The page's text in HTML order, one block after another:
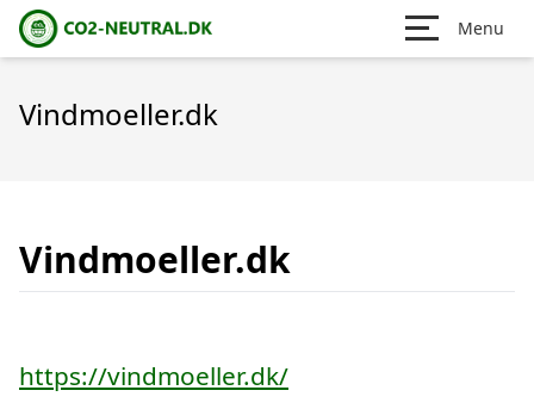
Menu
Vindmoeller.dk
Vindmoeller.dk
https://vindmoeller.dk/